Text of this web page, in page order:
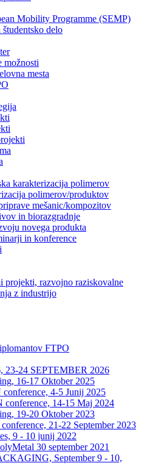
Mobility Programme (SEMP)
delo
možnosti
mesta
karakterizacija polimerov
polimerov/produktov
mešanic/kompozitov
in biorazgradnje
novega produkta
in konference
projekti, razvojno raziskovalne
z industrijo
FTPO
23-24 SEPTEMBER 2026
16-17 Oktober 2025
4-5 Junij 2025
14-15 Maj 2024
19-20 Oktober 2023
21-22 September 2023
9 - 10 junij 2022
30 september 2021
September 9 - 10,